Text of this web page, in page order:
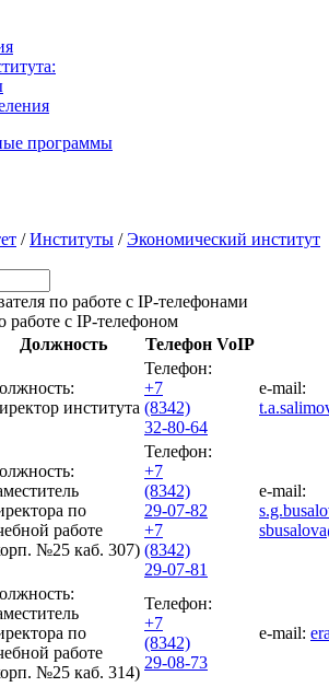
программы
/Институты /Экономический институт
по работе с IP-телефонами
работе с IP-телефоном
Должность Телефон VoIP
института
Телефон:
+7
(8342)
32-80-64
e-mail:
по
работе
№25 каб. 307)
Телефон:
+7
(8342)
29-07-82
+7
(8342)
29-07-81
e-mail:
по
работе
№25 каб. 314)
Телефон:
+7
(8342)
29-08-73
e-mail: